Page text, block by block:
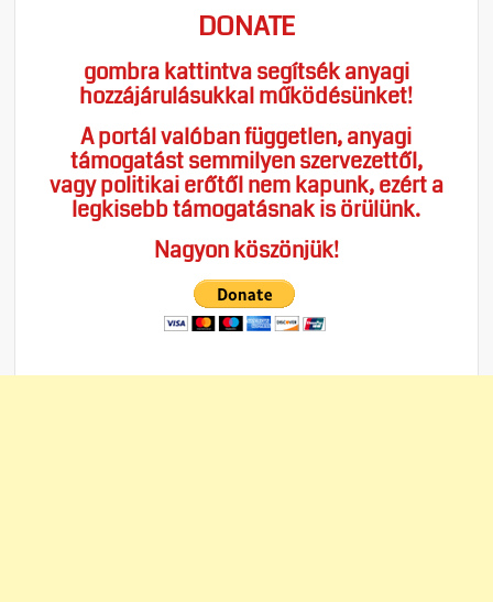
DONATE
gombra kattintva segítsék anyagi
hozzájárulásukkal működésünket!
A portál valóban független, anyagi
támogatást semmilyen szervezettől,
vagy politikai erőtől nem kapunk, ezért a
legkisebb támogatásnak is örülünk.
Nagyon köszönjük!